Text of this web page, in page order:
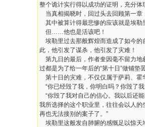
整个诡计实行得以成功的证明，充分体
当真相揭晓时，回过头去回顾第一章
其中被算计得最悲惨的应该就是埃勒
但……他也是活该吧！
埃勒里过去那般辉煌而造成了如今
此，他引发了谋杀，他引发了灾难！
第九日的最后，作者奎因毫不留力
过都是为了给一年后的“第十日 ”做铺垫
第十日的灾难，不仅仅属于萨莉、
“你已经毁了我，你明白吗？你毁了我
“你毁了我对自己的信心。我以后还
我所选择的这个职业里，往往会以人
再也无法接别的案子了。 ”
埃勒里这般发自肺腑的感慨足以惊天